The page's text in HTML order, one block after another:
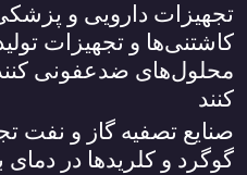
تجهیزات دارویی و
کاشتنی‌ها و تجهیزات تولید
محلول‌های ضدعفونی
کنند
صنایع تصفیه گاز و نفت
گوگرد و کلریدها در دمای